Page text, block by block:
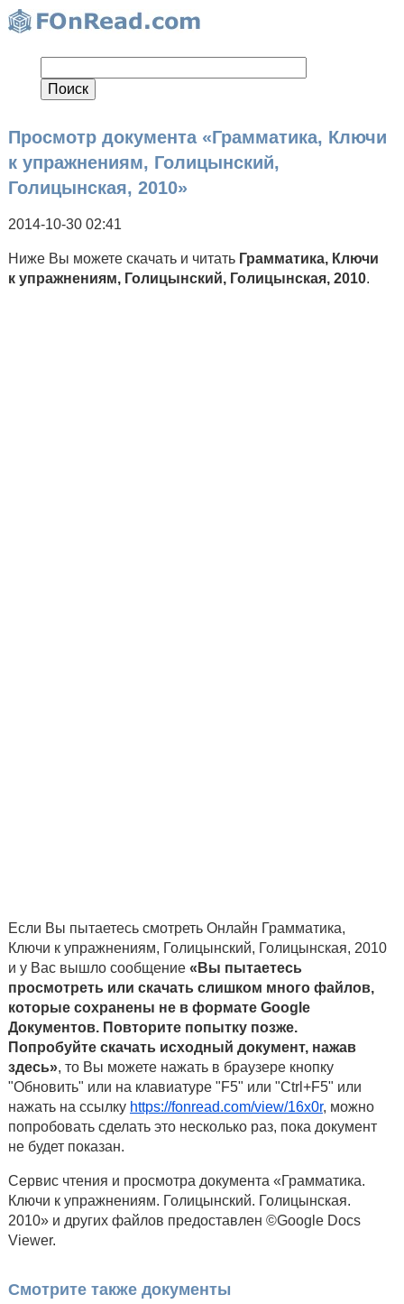
Просмотр документа «Грамматика, Ключи
к упражнениям, Голицынский,
Голицынская, 2010»
2014-10-30 02:41
Ниже Вы можете скачать и читать Грамматика, Ключи
к упражнениям, Голицынский, Голицынская, 2010.
Если Вы пытаетесь смотреть Онлайн Грамматика,
Ключи к упражнениям, Голицынский, Голицынская, 2010
и у Вас вышло сообщение «Вы пытаетесь
просмотреть или скачать слишком много файлов,
которые сохранены не в формате Google
Документов. Повторите попытку позже.
Попробуйте скачать исходный документ, нажав
здесь», то Вы можете нажать в браузере кнопку
"Обновить" или на клавиатуре "F5" или "Ctrl+F5" или
нажать на ссылку https://fonread.com/view/16x0r, можно
попробовать сделать это несколько раз, пока документ
не будет показан.
Сервис чтения и просмотра документа «Грамматика.
Ключи к упражнениям. Голицынский. Голицынская.
2010» и других файлов предоставлен ©Google Docs
Viewer.
Смотрите также документы